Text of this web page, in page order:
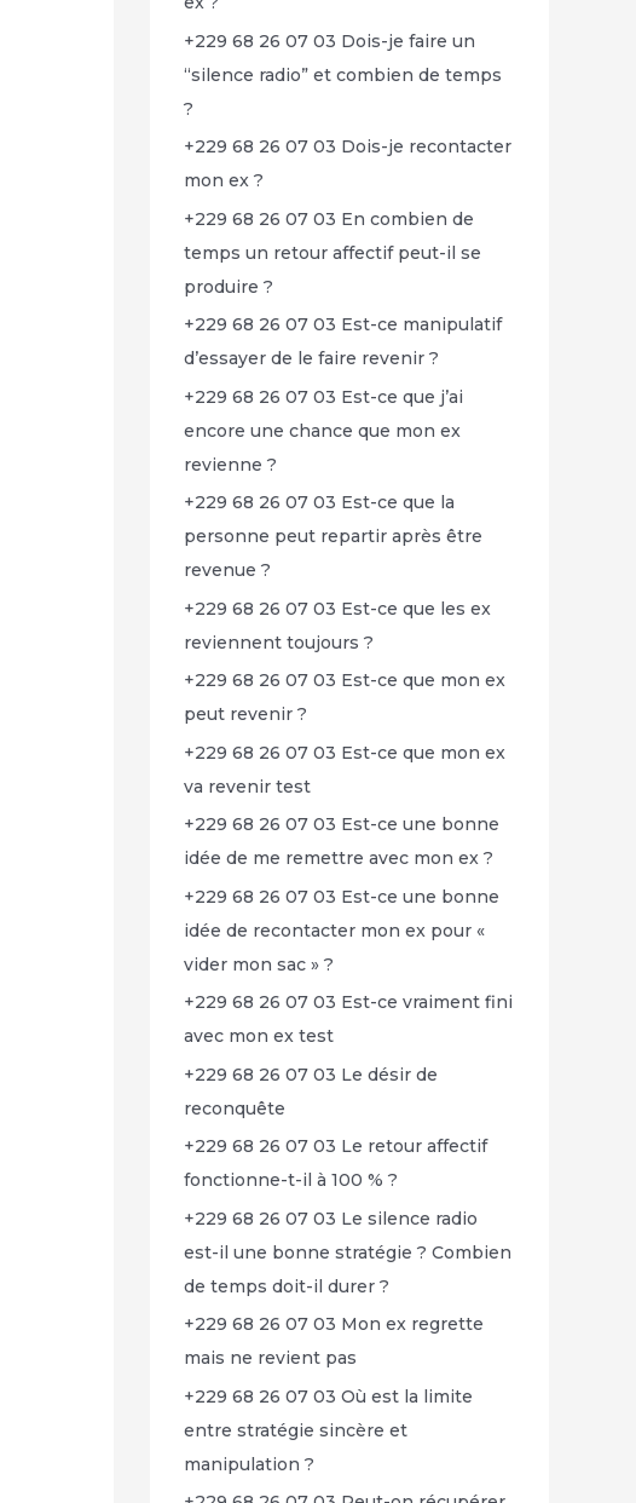
+229 68 26 07 03 Dois-je faire un
“silence radio” et combien de temps
?
+229 68 26 07 03 Dois-je recontacter
mon ex ?
+229 68 26 07 03 En combien de
temps un retour affectif peut-il se
produire ?
+229 68 26 07 03 Est-ce manipulatif
d’essayer de le faire revenir ?
+229 68 26 07 03 Est-ce que j’ai
encore une chance que mon ex
revienne ?
+229 68 26 07 03 Est-ce que la
personne peut repartir après être
revenue ?
+229 68 26 07 03 Est-ce que les ex
reviennent toujours ?
+229 68 26 07 03 Est-ce que mon ex
peut revenir ?
+229 68 26 07 03 Est-ce que mon ex
va revenir test
+229 68 26 07 03 Est-ce une bonne
idée de me remettre avec mon ex ?
+229 68 26 07 03 Est-ce une bonne
idée de recontacter mon ex pour «
vider mon sac » ?
+229 68 26 07 03 Est-ce vraiment fini
avec mon ex test
+229 68 26 07 03 Le désir de
reconquête
+229 68 26 07 03 Le retour affectif
fonctionne-t-il à 100 % ?
+229 68 26 07 03 Le silence radio
est-il une bonne stratégie ? Combien
de temps doit-il durer ?
+229 68 26 07 03 Mon ex regrette
mais ne revient pas
+229 68 26 07 03 Où est la limite
entre stratégie sincère et
manipulation ?